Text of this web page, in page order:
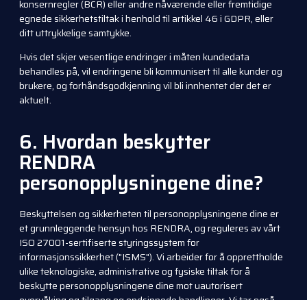
konsernregler (BCR) eller andre nåværende eller fremtidige
egnede sikkerhetstiltak i henhold til artikkel 46 i GDPR, eller
ditt uttrykkelige samtykke.
Hvis det skjer vesentlige endringer i måten kundedata
behandles på, vil endringene bli kommunisert til alle kunder og
brukere, og forhåndsgodkjenning vil bli innhentet der det er
aktuelt.
6. Hvordan beskytter
RENDRA
personopplysningene dine?
Beskyttelsen og sikkerheten til personopplysningene dine er
et grunnleggende hensyn hos RENDRA, og reguleres av vårt
ISO 27001-sertifiserte styringssystem for
informasjonssikkerhet ("ISMS"). Vi arbeider for å opprettholde
ulike teknologiske, administrative og fysiske tiltak for å
beskytte personopplysningene dine mot uautorisert